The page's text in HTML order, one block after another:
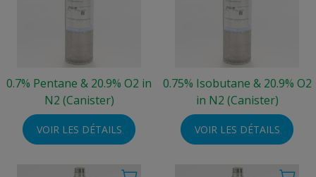
0.7% Pentane & 20.9% O2 in
N2 (Canister)
VOIR LES DÉTAILS
0.75% Isobutane & 20.9% O2
in N2 (Canister)
VOIR LES DÉTAILS